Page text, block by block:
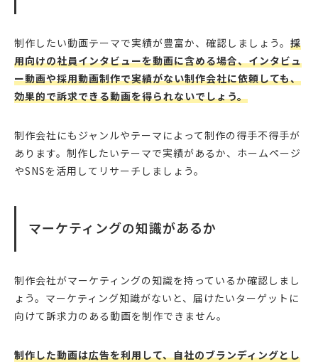
制作したい動画テーマで実績が豊富か、確認しましょう。 採
用向けの社員インタビューを動画に含める場合、インタビュ
ー動画や採用動画制作で実績がない制作会社に依頼しても、
効果的で訴求できる動画を得られないでしょう。
制作会社にもジャンルやテーマによって制作の得手不得手が
あります。制作したいテーマで実績があるか、ホームページ
やSNSを活用してリサーチしましょう。
マーケティングの知識があるか
制作会社がマーケティングの知識を持っているか確認しまし
ょう。マーケティング知識がないと、届けたいターゲットに
向けて訴求力のある動画を制作できません。
制作した動画は広告を利用して、自社のブランディングとし